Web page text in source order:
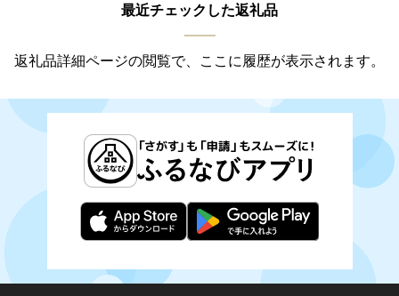
最近チェックした返礼品
返礼品詳細ページの閲覧で、ここに履歴が表示されます。